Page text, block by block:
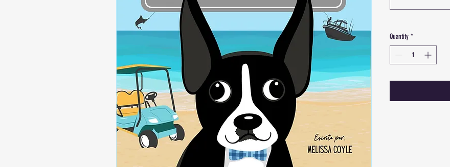
Quantity *